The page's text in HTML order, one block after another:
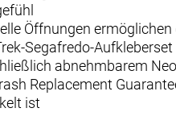
Öffnungen
Segafredo-
abnehmbarem
Replacement
ist